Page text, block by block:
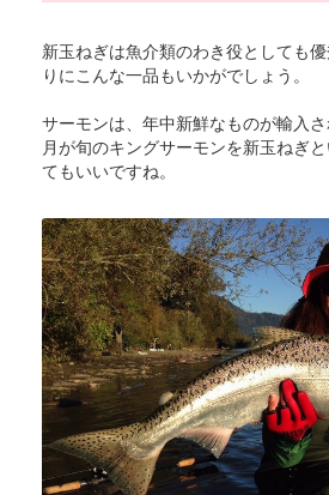
新玉ねぎは魚介類のわき役としても
りにこんな一品もいかがでしょう。
サーモンは、年中新鮮なものが輸入
月が旬のキングサーモンを新玉ねぎ
てもいいですね。